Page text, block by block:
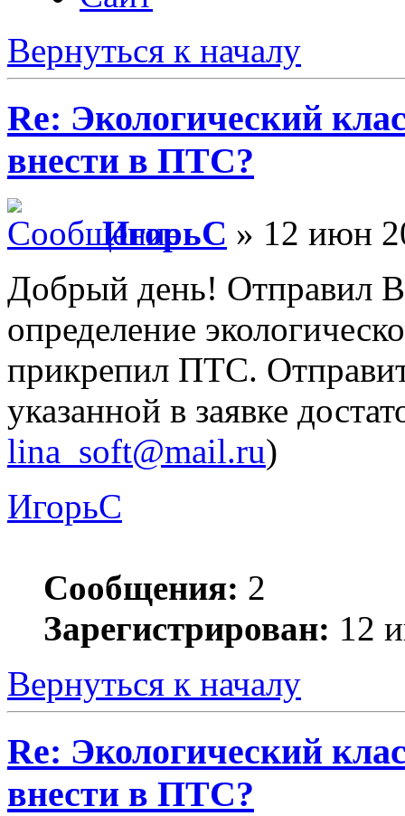
Вернуться к началу
Re: Экологический
внести в ПТС?
ИгорьC » 12 июн
Добрый день! Отправил
определение
прикрепил ПТС.
указанной в заявке
lina_soft@mail.ru)
ИгорьC
Сообщения: 2
Зарегистрирован: 12
Вернуться к началу
Re: Экологический
внести в ПТС?